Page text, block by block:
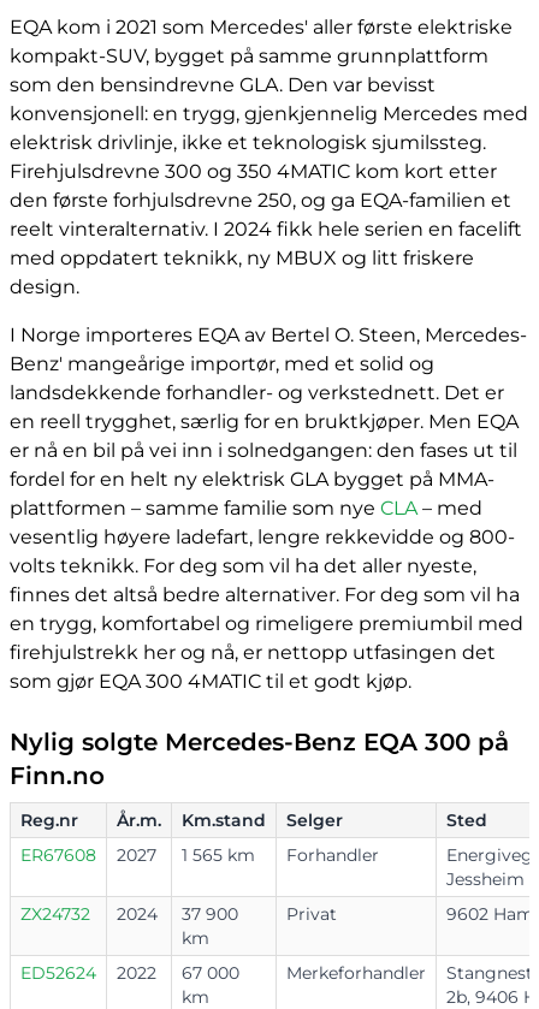
EQA kom i 2021 som Mercedes' aller første elektriske
kompakt-SUV, bygget på samme grunnplattform
som den bensindrevne GLA. Den var bevisst
konvensjonell: en trygg, gjenkjennelig Mercedes med
elektrisk drivlinje, ikke et teknologisk sjumilssteg.
Firehjulsdrevne 300 og 350 4MATIC kom kort etter
den første forhjulsdrevne 250, og ga EQA-familien et
reelt vinteralternativ. I 2024 fikk hele serien en facelift
med oppdatert teknikk, ny MBUX og litt friskere
design.
I Norge importeres EQA av Bertel O. Steen, Mercedes-
Benz' mangeårige importør, med et solid og
landsdekkende forhandler- og verkstednett. Det er
en reell trygghet, særlig for en bruktkjøper. Men EQA
er nå en bil på vei inn i solnedgangen: den fases ut til
fordel for en helt ny elektrisk GLA bygget på MMA-
plattformen – samme familie som nye CLA– med
vesentlig høyere ladefart, lengre rekkevidde og 800-
volts teknikk. For deg som vil ha det aller nyeste,
finnes det altså bedre alternativer. For deg som vil ha
en trygg, komfortabel og rimeligere premiumbil med
firehjulstrekk her og nå, er nettopp utfasingen det
som gjør EQA 300 4MATIC til et godt kjøp.
Nylig solgte Mercedes-Benz EQA 300 på
Finn.no
Reg.nr År.m. Km.stand Selger
Sted
ER67608
2027 1 565 km Forhandler
Jessheim
ZX24732
2024
37 900
km
Privat 9602
ED52624 2022
67 000
km
Merkeforhandler
2b, 9406